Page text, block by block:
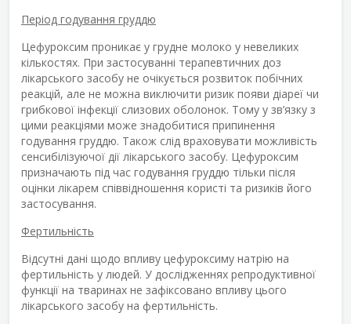
Період годування груддю
Цефуроксим проникає у грудне молоко у невеликих
кількостях. При застосуванні терапевтичних доз
лікарського засобу не очікується розвиток побічних
реакцій, але не можна виключити ризик появи діареї чи
грибкової інфекції слизових оболонок. Тому у зв’язку з
цими реакціями може знадобитися припинення
годування груддю. Також слід враховувати можливість
сенсибілізуючої дії лікарського засобу. Цефуроксим
призначають під час годування груддю тільки після
оцінки лікарем співвідношення користі та ризиків його
застосування.
Фертильність
Відсутні дані щодо впливу цефуроксиму натрію на
фертильність у людей. У дослідженнях репродуктивної
функції на тваринах не зафіксовано впливу цього
лікарського засобу на фертильність.